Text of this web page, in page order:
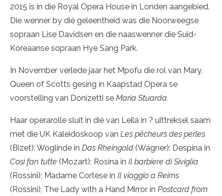
2015 is in die Royal Opera House in Londen aangebied.
Die wenner by dié geleentheid was die Noorweegse
sopraan Lise Davidsen en die naaswenner die Suid-
Koreaanse sopraan Hye Sang Park.
In November verlede jaar het Mpofu die rol van Mary,
Queen of Scotts gesing in Kaapstad Opera se
voorstelling van Donizetti se Maria Stuarda.
Haar operarolle sluit in dié van Leila in ? uittreksel saam
met die UK Kaleidoskoop van Les pêcheurs des perles
(Bizet); Woglinde in Das Rheingold (Wagner); Despina in
Così fan tutte (Mozart); Rosina in Il barbiere di Siviglia
(Rossini); Madame Cortese in Il viaggio a Reims
(Rossini), The Lady with a Hand Mirror in Postcard from